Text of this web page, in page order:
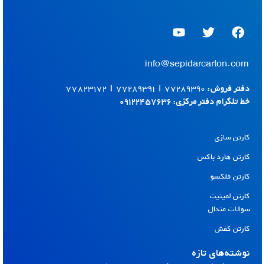
F
a
e
o
o
T
w
t
e
r
Y
o
t
b
e
info@sepidarcarton.com
دفتر فروش: ۷۷۲۸۹۳۹۰ | ۷۷۲۸۹۳۹۱ | ۷۷۸۲۳۱۷۲
خط تلگرام دفتر مرکزی:۰۹۱۲۲۴۵۷۶۳۶
کارتن سازی
کارتن هارد باکس
کارتن فلکسو
کارتن لمینیت
سوالات متدال
کارتن کفش
نوشته‌های تازه